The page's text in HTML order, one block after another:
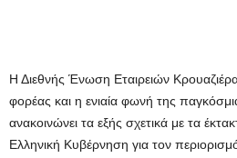
Η Διεθνής Ένωση Εταιρειών
φορέας και η ενιαία φωνή της
ανακοινώνει τα εξής σχετικά με τα
Ελληνική Κυβέρνηση για τον